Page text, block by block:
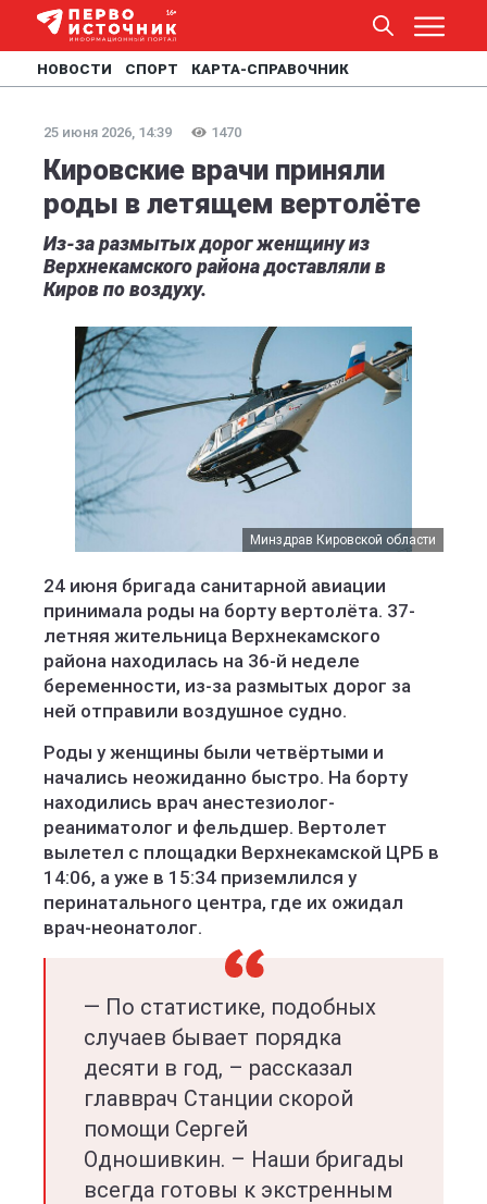
НОВОСТИ СПОРТ КАРТА-СПРАВОЧНИК
25 июня 2026, 14:39 1470
Кировские врачи приняли
роды в летящем вертолёте
Из-за размытых дорог женщину из
Верхнекамского района доставляли в
Киров по воздуху.
Минздрав Кировской области
24 июня бригада санитарной авиации
принимала роды на борту вертолёта. 37-
летняя жительница Верхнекамского
района находилась на 36-й неделе
беременности, из-за размытых дорог за
ней отправили воздушное судно.
Роды у женщины были четвёртыми и
начались неожиданно быстро. На борту
находились врач анестезиолог-
реаниматолог и фельдшер. Вертолет
вылетел с площадки Верхнекамской ЦРБ в
14:06, а уже в 15:34 приземлился у
перинатального центра, где их ожидал
врач-неонатолог.
— По статистике, подобных
случаев бывает порядка
десяти в год, – рассказал
главврач Станции скорой
помощи Сергей
Одношивкин. – Наши бригады
всегда готовы к экстренным